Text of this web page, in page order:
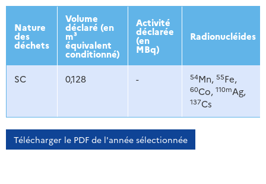
2013 2014 2015 2016
Nature
des
déchets
Volume
déclaré (en
m³
équivalent
conditionné)
Activité
déclarée
(en
MBq)
Radionucléides
SC 0,128 - 54Mn, 55Fe,
60Co, 110mAg,
137Cs
Télécharger le PDF de l'année sélectionnée